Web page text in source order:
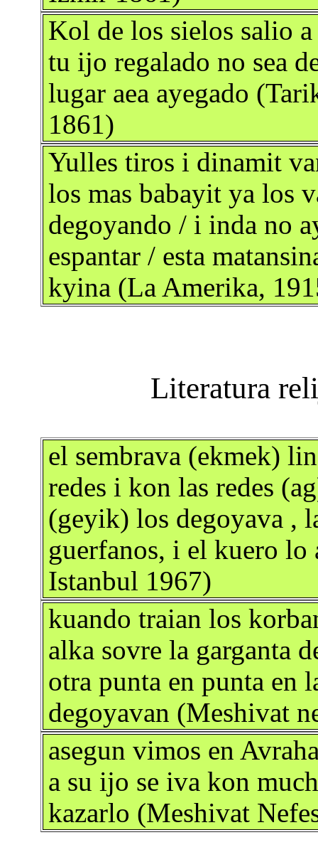
Kol de los sielos salio
tu ijo regalado no sea
lugar aea ayegado
1861)
Yulles tiros i dinamit
los mas babayit ya los
degoyando / i inda no
espantar / esta
kyina (La Amerika,
el sembrava (ekmek)
redes i kon las redes
(geyik) los degoyava ,
guerfanos, i el kuero
Istanbul 1967)
kuando traian los
alka sovre la garganta
otra punta en punta en
degoyavan (Meshivat
asegun vimos en
a su ijo se iva kon
kazarlo (Meshivat